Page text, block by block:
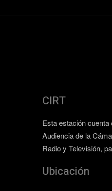
CIRT
Esta estación
Audiencia de la
Radio y Televisión,
Ubicación